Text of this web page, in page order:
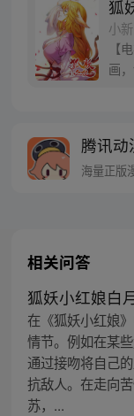
狐
小
【
画
腾讯动
海量正版
相关问答
狐妖小红娘白
在《狐妖小红娘
情节。例如在某
通过接吻将自己
抗敌人。在走向
苏，...